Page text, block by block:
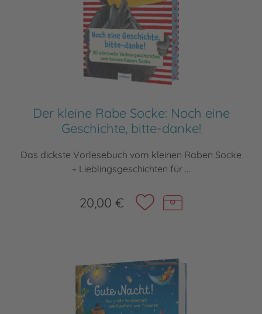
Der kleine Rabe Socke: Noch eine
Geschichte, bitte-danke!
Das dickste Vorlesebuch vom kleinen Raben Socke
– Lieblingsgeschichten für ...
20,00 €